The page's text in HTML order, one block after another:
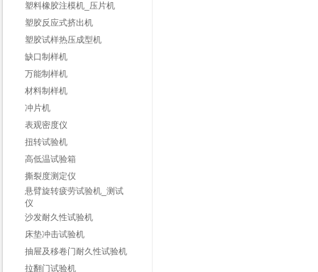
塑料橡胶注模机_压片机
塑胶反应式挤出机
塑胶试样热压成型机
缺口制样机
万能制样机
材料制样机
冲片机
表观密度仪
扭转试验机
高低温试验箱
撕裂度测定仪
悬臂旋转疲劳试验机_测试
仪
沙发耐久性试验机
床垫冲击试验机
抽屉及移卷门耐久性试验机
拉翻门试验机